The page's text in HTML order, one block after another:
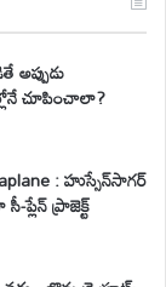
అప్పుడు
చూపించాలా?
: హుస్సేన్‌సాగర్
ప్లేన్ ప్రాజెక్ట్